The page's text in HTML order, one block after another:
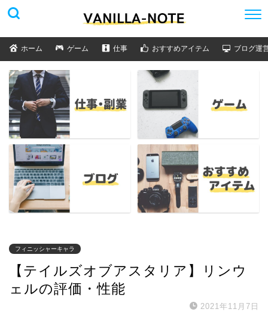
ホーム ゲーム 仕事 おすすめアイテム ブログ運
フィニッシャーキャラ
【テイルズオブアスタリア】リンウ
ェルの評価・性能
2021年11月7日